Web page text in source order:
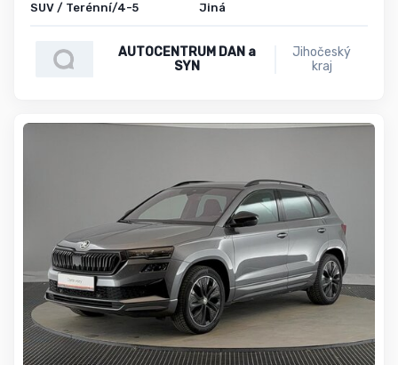
SUV / Terénní/4-5
Jiná
AUTOCENTRUM DAN a
SYN
Jihočeský
kraj